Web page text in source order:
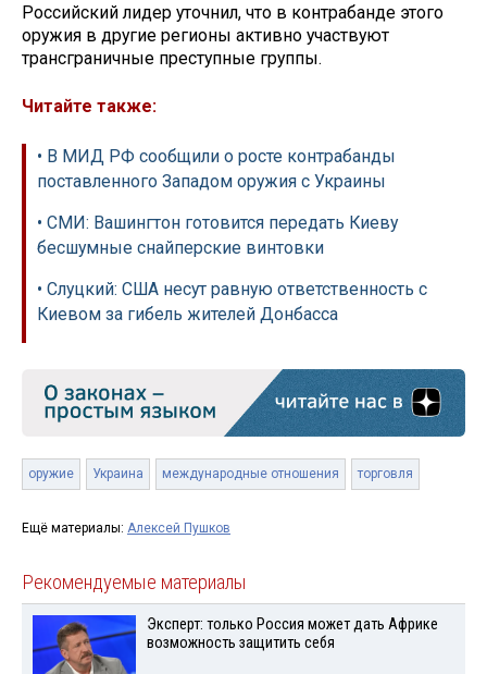
Российский лидер уточнил, что в контрабанде этого
оружия в другие регионы активно участвуют
трансграничные преступные группы.
Читайте также:
• В МИД РФ сообщили о росте контрабанды
поставленного Западом оружия с Украины
• СМИ: Вашингтон готовится передать Киеву
бесшумные снайперские винтовки
• Слуцкий: США несут равную ответственность с
Киевом за гибель жителей Донбасса
оружие Украина международные отношения торговля
Ещё материалы: Алексей Пушков
Рекомендуемые материалы
Эксперт: только Россия может дать Африке
возможность защитить себя